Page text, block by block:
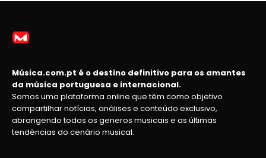
Música.com.pt é o destino definitivo para os amantes
da música portuguesa e internacional.
Somos uma plataforma online que têm como objetivo
compartilhar notícias, análises e conteúdo exclusivo,
abrangendo todos os generos musicais e as últimas
tendências do cenário musical.